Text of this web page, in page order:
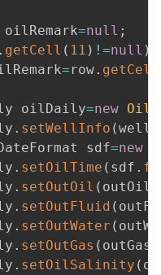
oilRemark
=null ;
. getCell ( 11 ) !=null )
=row. getCell
oilDaily
=new
. setWellInfo (
sdf
=new
. setOilTime ( sdf .
. setOutOil ( outOil
. setOutFluid (
. setOutWater (
. setOutGas ( outGas
. setOilSalinity (